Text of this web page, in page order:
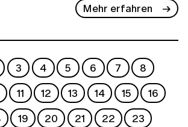
Mehr erfahren
3 4 5 6 7
8
11 12 13 14 15
16
19 20 21 22
23